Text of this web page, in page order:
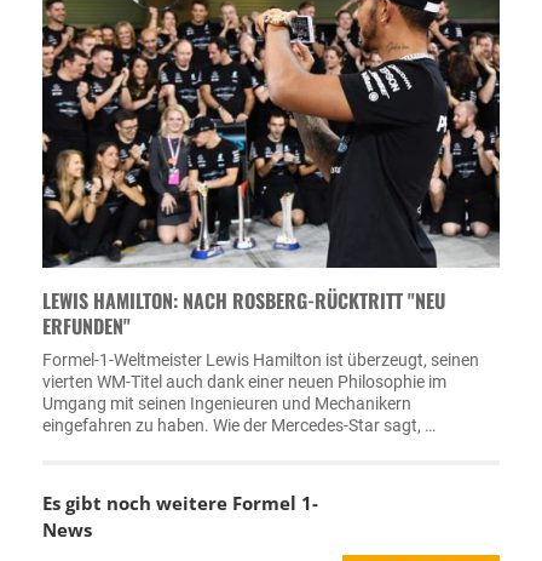
LEWIS HAMILTON: NACH ROSBERG-RÜCKTRITT "NEU
ERFUNDEN"
Formel-1-Weltmeister Lewis Hamilton ist überzeugt, seinen
vierten WM-Titel auch dank einer neuen Philosophie im
Umgang mit seinen Ingenieuren und Mechanikern
eingefahren zu haben. Wie der Mercedes-Star sagt, …
Es gibt noch weitere Formel 1-
News